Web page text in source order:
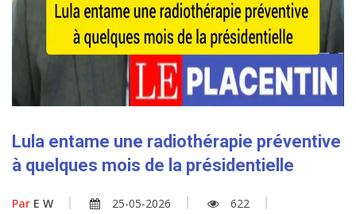
Lula entame une radiothérapie préventive
à quelques mois de la présidentielle
Par E W 25-05-2026
622